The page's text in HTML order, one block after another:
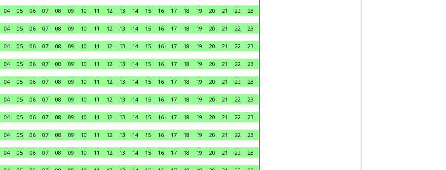
04 05 06 07 08 09 10 11 12 13 14 15 16 17 18 19 20 21 22
23
04 05 06 07 08 09 10 11 12 13 14 15 16 17 18 19 20 21 22
23
04 05 06 07 08 09 10 11 12 13 14 15 16 17 18 19 20 21 22
23
04 05 06 07 08 09 10 11 12 13 14 15 16 17 18 19 20 21 22
23
04 05 06 07 08 09 10 11 12 13 14 15 16 17 18 19 20 21 22
23
04 05 06 07 08 09 10 11 12 13 14 15 16 17 18 19 20 21 22
23
04 05 06 07 08 09 10 11 12 13 14 15 16 17 18 19 20 21 22
23
04 05 06 07 08 09 10 11 12 13 14 15 16 17 18 19 20 21 22
23
04 05 06 07 08 09 10 11 12 13 14 15 16 17 18 19 20 21 22
23